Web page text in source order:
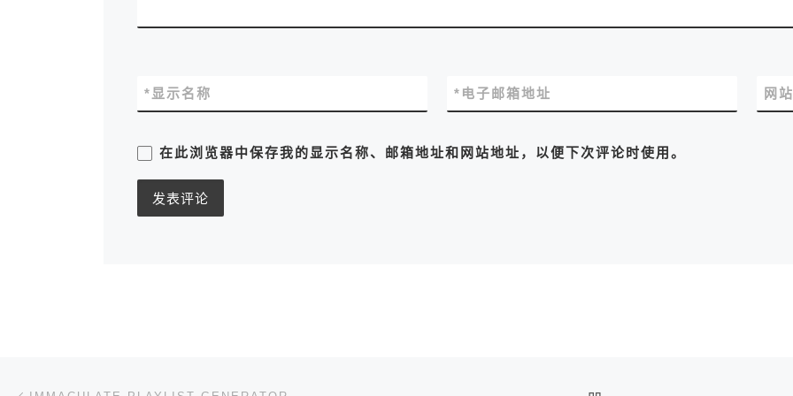
显示名称
* 电子邮箱地址
* 网
在此浏览器中保存我的显示名称、邮箱地址和网站地址，以便下次评论时使用。
文章导航